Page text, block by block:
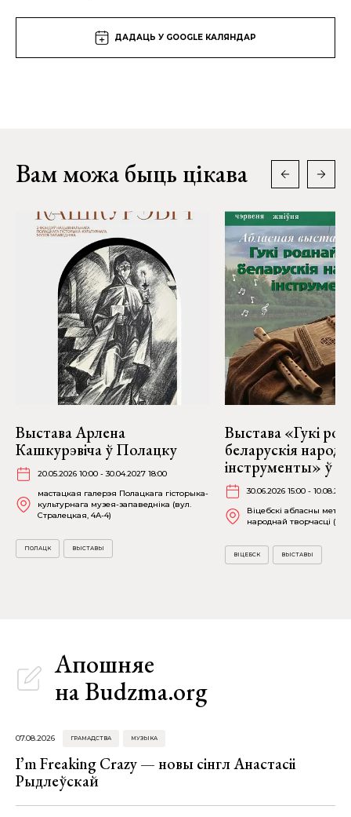
ДАДАЦЬ У GOOGLE КАЛЯНДАР
Вам можа быць цікава
Выстава Арлена
Кашкурэвіча ў Полацку
20.05.2026 10:00 - 30.04.2027 18:00
мастацкая галерэя Полацкага гісторыка-
культурнага музея-запаведніка (вул.
Стралецкая, 4A-4)
ПОЛАЦК ВЫСТАВЫ
Выстава «Гукі
беларускія
інструменты» ў
30.06.2026 15:00 -
Віцебскі абласны
народнай творчасці
ВІЦЕБСК ВЫСТАВЫ
Апошняе
на Budzma.org
07.08.2026 ГРАМАДСТВА МУЗЫКА
I’m Freaking Crazy — новы сінгл Анастасіі
Рыдлеўскай